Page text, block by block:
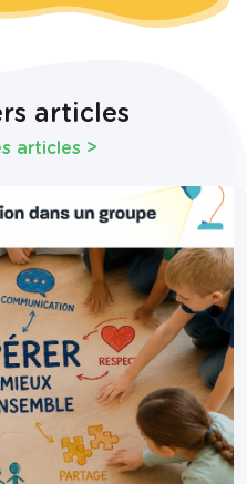
articles
articles >